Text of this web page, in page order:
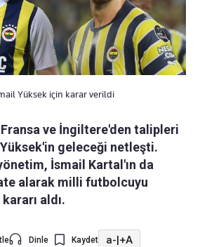
Yüksek için karar verildi
ve İngiltere'den talipleri
geleceği netleşti.
İsmail Kartal'ın da
alarak milli futbolcuyu
aldı.
Dinle Kaydet a-|+A